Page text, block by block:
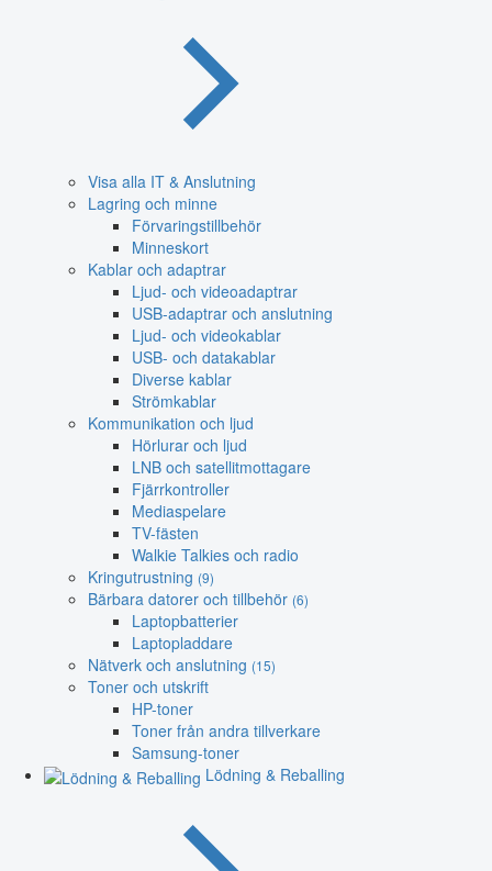
Visa alla IT & Anslutning
Lagring och minne
Förvaringstillbehör
Minneskort
Kablar och adaptrar
Ljud- och videoadaptrar
USB-adaptrar och anslutning
Ljud- och videokablar
USB- och datakablar
Diverse kablar
Strömkablar
Kommunikation och ljud
Hörlurar och ljud
LNB och satellitmottagare
Fjärrkontroller
Mediaspelare
TV-fästen
Walkie Talkies och radio
Kringutrustning (9)
Bärbara datorer och tillbehör (6)
Laptopbatterier
Laptopladdare
Nätverk och anslutning (15)
Toner och utskrift
HP-toner
Toner från andra tillverkare
Samsung-toner
Lödning & Reballing